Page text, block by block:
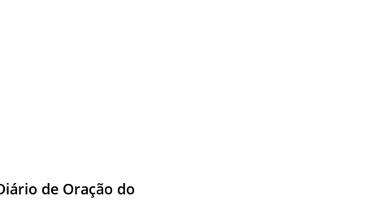
de Oração do